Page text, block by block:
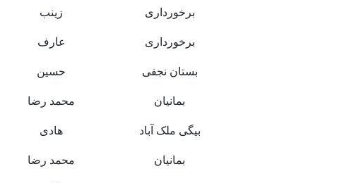
برخورداری زینب
برخورداری عارف
بستان نجفی حسین
بمانیان محمد رضا
بیگی ملک آباد هادی
بمانیان محمد رضا